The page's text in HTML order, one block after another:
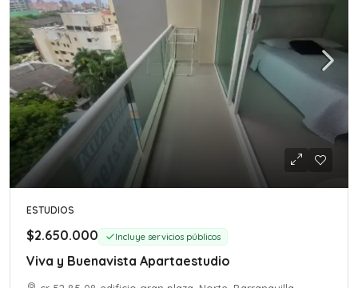
ESTUDIOS
$2.650.000 Incluye servicios públicos
Viva y Buenavista Apartaestudio